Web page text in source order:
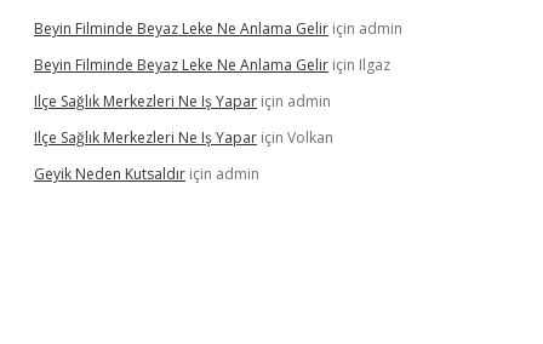
Beyin Filminde Beyaz Leke Ne Anlama Gelir için admin
Beyin Filminde Beyaz Leke Ne Anlama Gelir için Ilgaz
Ilçe Sağlık Merkezleri Ne Iş Yapar için admin
Ilçe Sağlık Merkezleri Ne Iş Yapar için Volkan
Geyik Neden Kutsaldır için admin